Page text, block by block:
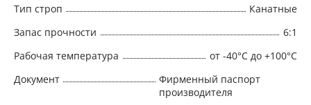
Тип строп
Канатные
Запас прочности
6:1
Рабочая температура
от -40°C до +100°C
Документ
Фирменный паспорт
производителя